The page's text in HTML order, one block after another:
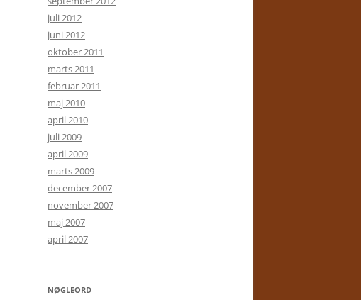
juli 2012
juni 2012
oktober 2011
marts 2011
februar 2011
maj 2010
april 2010
juli 2009
april 2009
marts 2009
december 2007
november 2007
maj 2007
april 2007
NØGLEORD